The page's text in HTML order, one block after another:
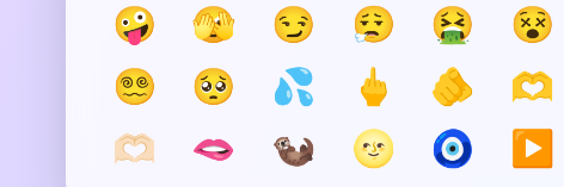
🤪 🫣 😏 😮‍💨 🤮
😵
😵‍💫
🥺 💦 🖕 🫵
🫶
🫶🏻
🫦 🦦 🌝 🧿 ▶️